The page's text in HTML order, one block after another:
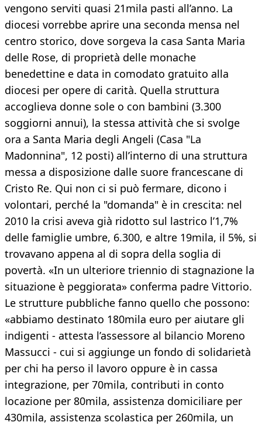
vengono serviti quasi 21mila pasti all’anno. La
diocesi vorrebbe aprire una seconda mensa nel
centro storico, dove sorgeva la casa Santa Maria
delle Rose, di proprietà delle monache
benedettine e data in comodato gratuito alla
diocesi per opere di carità. Quella struttura
accoglieva donne sole o con bambini (3.300
soggiorni annui), la stessa attività che si svolge
ora a Santa Maria degli Angeli (Casa "La
Madonnina", 12 posti) all’interno di una struttura
messa a disposizione dalle suore francescane di
Cristo Re. Qui non ci si può fermare, dicono i
volontari, perché la "domanda" è in crescita: nel
2010 la crisi aveva già ridotto sul lastrico l’1,7%
delle famiglie umbre, 6.300, e altre 19mila, il 5%, si
trovavano appena al di sopra della soglia di
povertà. «In un ulteriore triennio di stagnazione la
situazione è peggiorata» conferma padre Vittorio.
Le strutture pubbliche fanno quello che possono:
«abbiamo destinato 180mila euro per aiutare gli
indigenti - attesta l’assessore al bilancio Moreno
Massucci - cui si aggiunge un fondo di solidarietà
per chi ha perso il lavoro oppure è in cassa
integrazione, per 70mila, contributi in conto
locazione per 80mila, assistenza domiciliare per
430mila, assistenza scolastica per 260mila, un